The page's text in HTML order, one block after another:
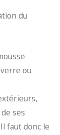
du
ou
ses
faut donc le